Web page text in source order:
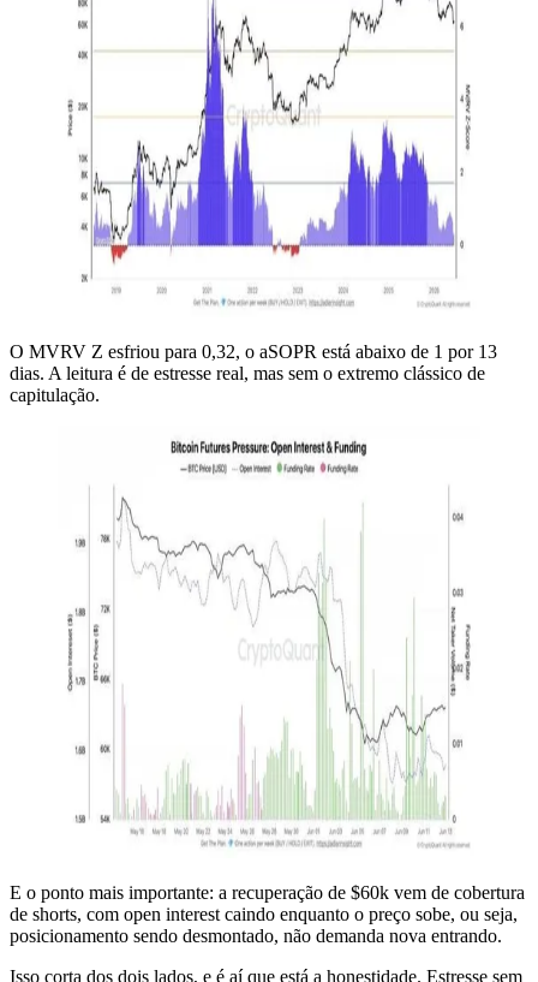
O MVRV Z esfriou para 0,32, o aSOPR está abaixo de 1 por 13
dias. A leitura é de estresse real, mas sem o extremo clássico de
capitulação.
E o ponto mais importante: a recuperação de $60k vem de cobertura
de shorts, com open interest caindo enquanto o preço sobe, ou seja,
posicionamento sendo desmontado, não demanda nova entrando.
Isso corta dos dois lados, e é aí que está a honestidade. Estresse sem